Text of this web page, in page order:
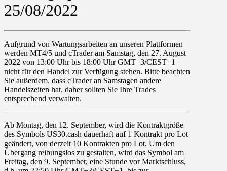
25/08/2022
Aufgrund von Wartungsarbeiten an unseren Plattformen
werden MT4/5 und cTraderam Samstag, den 27. August
2022 von 13:00 Uhr bis 18:00 Uhr GMT+3/CEST+1
nicht für den Handel zur Verfügung stehen. Bitte beachten
Sie außerdem, dass cTrader an Samstagen andere
Handelszeiten hat, daher sollten Sie Ihre Trades
entsprechend verwalten.
Ab Montag, den 12. September, wird die Kontraktgröße
des Symbols US30.cash dauerhaft auf 1 Kontrakt pro Lot
geändert, von derzeit 10 Kontrakten pro Lot. Um den
Übergang reibungslos zu gestalten, wird das Symbol am
Freitag, den 9. September, eine Stunde vor Marktschluss,